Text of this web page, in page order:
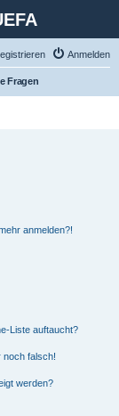
Anmelden
Fragen
anmelden?!
Liste auftaucht?
noch falsch!
werden?